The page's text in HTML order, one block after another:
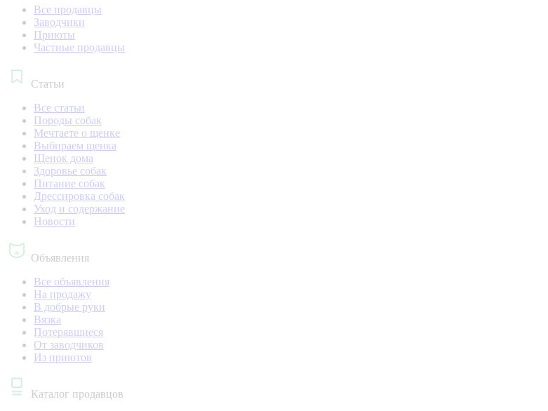
Все продавцы
Заводчики
Приюты
Частные продавцы
Статьи
Все статьи
Породы собак
Мечтаете о щенке
Выбираем щенка
Щенок дома
Здоровье собак
Питание собак
Дрессировка собак
Уход и содержание
Новости
Объявления
Все объявления
На продажу
В добрые руки
Вязка
Потерявшиеся
От заводчиков
Из приютов
Каталог продавцов